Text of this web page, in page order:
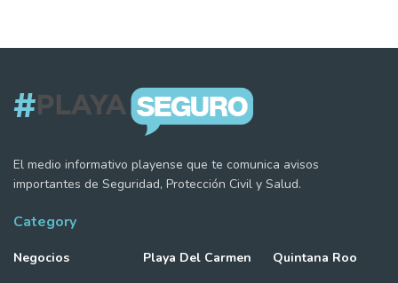
El medio informativo playense que te comunica avisos
importantes de Seguridad, Protección Civil y Salud.
Category
Negocios Playa Del Carmen Quintana Roo